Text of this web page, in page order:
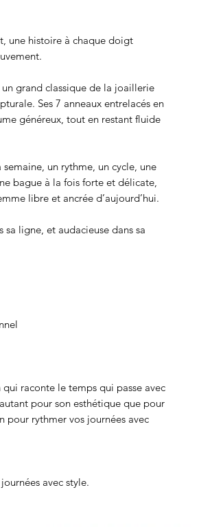
une histoire à chaque doigt
grand classique de la joaillerie
Ses 7 anneaux entrelacés en
généreux, tout en restant fluide
un rythme, un cycle, une
bague à la fois forte et délicate,
libre et ancrée d’aujourd’hui.
ligne, et audacieuse dans sa
raconte le temps qui passe avec
pour son esthétique que pour
pour rythmer vos journées avec
avec style.